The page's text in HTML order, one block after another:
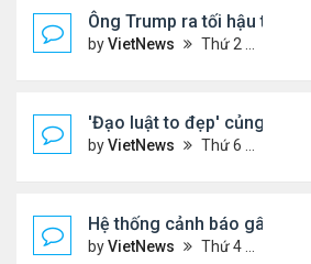
Ông Trump ra tối hậu thư với
byVietNews Thứ 2 Tháng 7 14, 2025 12:49 pm
'Đạo luật to đẹp' củng cố
byVietNews Thứ 6 Tháng 7 11, 2025 8:45 am
Hệ thống cảnh báo gây
byVietNews Thứ 4 Tháng 7 09, 2025 5:42 pm